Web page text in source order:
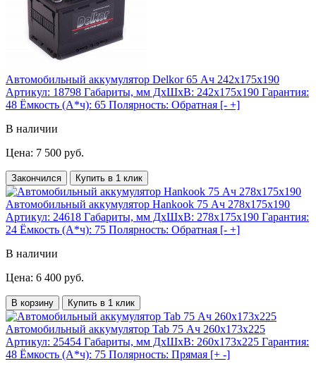
Автомобильный аккумулятор Delkor 65 Ач 242x175x190
Артикул: 18798 Габариты, мм ДхШхВ: 242x175x190 Гарантия:
48 Ёмкость (А*ч): 65 Полярность: Обратная [- +]
В наличии
Цена: 7 500 руб.
Закончился Купить в 1 клик
Автомобильный аккумулятор Hankook 75 Ач 278x175x190
Артикул: 24618 Габариты, мм ДхШхВ: 278x175x190 Гарантия:
24 Ёмкость (А*ч): 75 Полярность: Обратная [- +]
В наличии
Цена: 6 400 руб.
В корзину Купить в 1 клик
Автомобильный аккумулятор Tab 75 Ач 260x173x225
Артикул: 25454 Габариты, мм ДхШхВ: 260x173x225 Гарантия:
48 Ёмкость (А*ч): 75 Полярность: Прямая [+ -]